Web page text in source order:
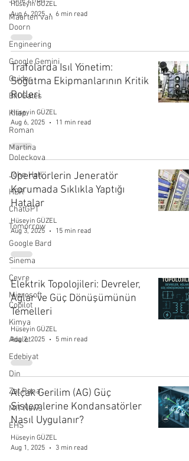
Maarten van
Doorn
Engineering
Google Gemini
Guides
Bill Gates
Kitap
Roman
Martina
Doleckova
John Hall
HBR
ChatGPT
Tomorrow
Google Bard
Sinema
Çevre
Microsoft
Copilot
Kimya
Adalet
Edebiyat
Din
Zat Rana
MIT News
EHS
Hüseyin GÜZEL
Aug 6, 2025
6 min read
Trafolarda Isıl Yönetim:
Soğutma Ekipmanlarının Kritik
Rolleri
Hüseyin GÜZEL
Aug 6, 2025
11 min read
Operatörlerin Jeneratör
Korumada Sıklıkla Yaptığı
Hatalar
Hüseyin GÜZEL
Aug 3, 2025
15 min read
Elektrik Topolojileri: Devreler,
Ağlar ve Güç Dönüşümünün
Temelleri
Hüseyin GÜZEL
Aug 2, 2025
5 min read
Alçak Gerilim (AG) Güç
Sistemlerine Kondansatörler
Nasıl Uygulanır?
Hüseyin GÜZEL
Aug 1, 2025
3 min read